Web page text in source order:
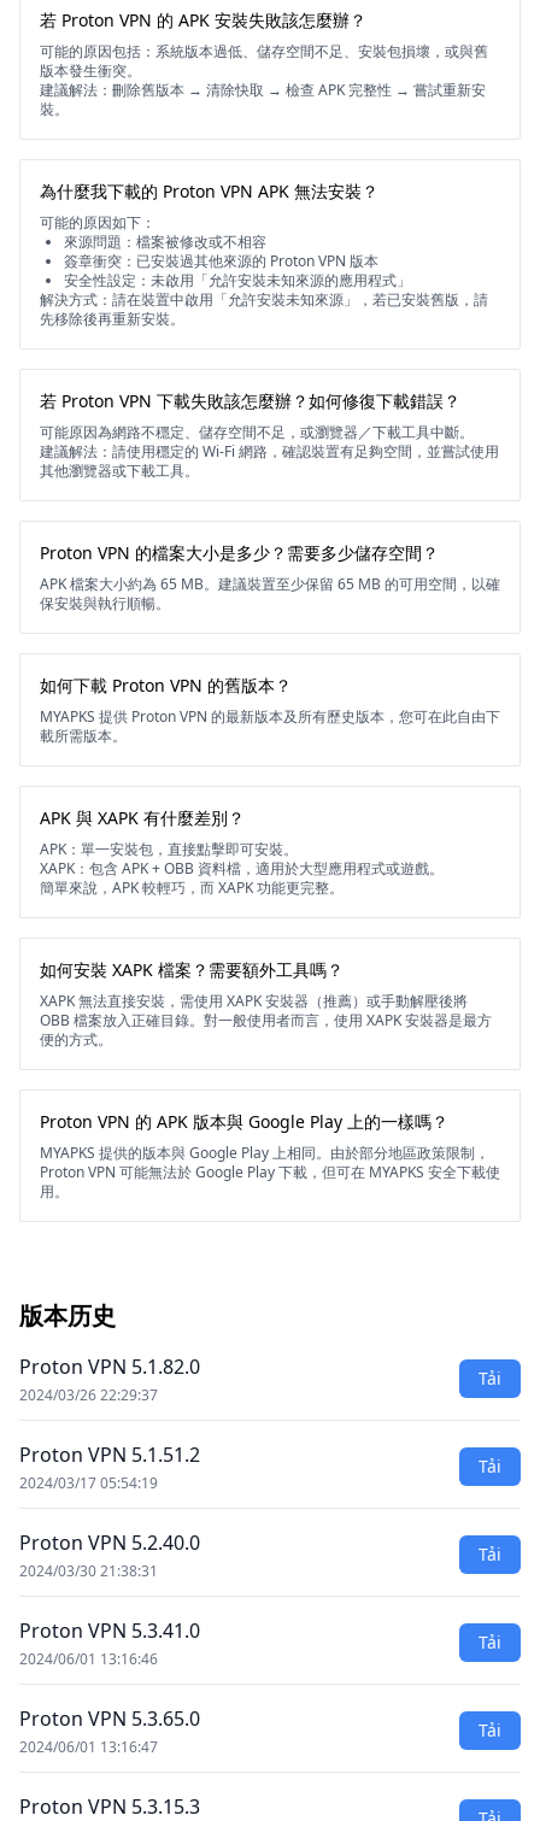
若 Proton VPN 的 APK 安裝失敗該怎麼辦？
可能的原因包括：系統版本過低、儲存空間不足、安裝包損壞，或與舊
版本發生衝突。
建議解法：刪除舊版本 → 清除快取 → 檢查 APK 完整性 → 嘗試重新安
裝。
為什麼我下載的 Proton VPN APK 無法安裝？
可能的原因如下：
來源問題：檔案被修改或不相容
簽章衝突：已安裝過其他來源的 Proton VPN 版本
安全性設定：未啟用「允許安裝未知來源的應用程式」
解決方式：請在裝置中啟用「允許安裝未知來源」，若已安裝舊版，請
先移除後再重新安裝。
若 Proton VPN 下載失敗該怎麼辦？如何修復下載錯誤？
可能原因為網路不穩定、儲存空間不足，或瀏覽器／下載工具中斷。
建議解法：請使用穩定的 Wi-Fi 網路，確認裝置有足夠空間，並嘗試使用
其他瀏覽器或下載工具。
Proton VPN 的檔案大小是多少？需要多少儲存空間？
APK 檔案大小約為 65 MB。建議裝置至少保留 65 MB 的可用空間，以確
保安裝與執行順暢。
如何下載 Proton VPN 的舊版本？
MYAPKS 提供 Proton VPN 的最新版本及所有歷史版本，您可在此自由下
載所需版本。
APK 與 XAPK 有什麼差別？
APK：單一安裝包，直接點擊即可安裝。
XAPK：包含 APK + OBB 資料檔，適用於大型應用程式或遊戲。
簡單來說，APK 較輕巧，而 XAPK 功能更完整。
如何安裝 XAPK 檔案？需要額外工具嗎？
XAPK 無法直接安裝，需使用 XAPK 安裝器（推薦）或手動解壓後將
OBB 檔案放入正確目錄。對一般使用者而言，使用 XAPK 安裝器是最方
便的方式。
Proton VPN 的 APK 版本與 Google Play 上的一樣嗎？
MYAPKS 提供的版本與 Google Play 上相同。由於部分地區政策限制，
Proton VPN 可能無法於 Google Play 下載，但可在 MYAPKS 安全下載使
用。
版本历史
Proton VPN 5.1.82.0
2024/03/26 22:29:37
Tải
Proton VPN 5.1.51.2
2024/03/17 05:54:19
Tải
Proton VPN 5.2.40.0
2024/03/30 21:38:31
Tải
Proton VPN 5.3.41.0
2024/06/01 13:16:46
Tải
Proton VPN 5.3.65.0
2024/06/01 13:16:47
Tải
Proton VPN 5.3.15.3